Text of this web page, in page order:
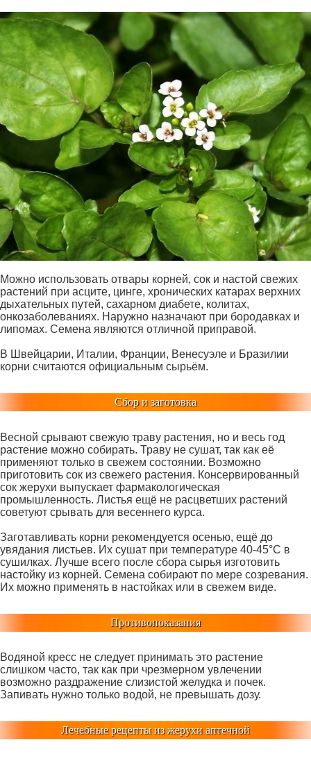
Можно использовать отвары корней, сок и настой свежих
растений при асците, цинге, хронических катарах верхних
дыхательных путей, сахарном диабете, колитах,
онкозаболеваниях. Наружно назначают при бородавках и
липомах. Семена являются отличной приправой.
В Швейцарии, Италии, Франции, Венесуэле и Бразилии
корни считаются официальным сырьём.
Сбор и заготовка
Весной срывают свежую траву растения, но и весь год
растение можно собирать. Траву не сушат, так как её
применяют только в свежем состоянии. Возможно
приготовить сок из свежего растения. Консервированный
сок жерухи выпускает фармакологическая
промышленность. Листья ещё не расцветших растений
советуют срывать для весеннего курса.
Заготавливать корни рекомендуется осенью, ещё до
увядания листьев. Их сушат при температуре 40-45°С в
сушилках. Лучше всего после сбора сырья изготовить
настойку из корней. Семена собирают по мере созревания.
Их можно применять в настойках или в свежем виде.
Противопоказания
Водяной кресс не следует принимать это растение
слишком часто, так как при чрезмерном увлечении
возможно раздражение слизистой желудка и почек.
Запивать нужно только водой, не превышать дозу.
Лечебные рецепты из жерухи аптечной